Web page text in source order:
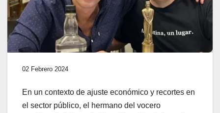
02 Febrero 2024
En un contexto de ajuste económico y recortes en
el sector público, el hermano del vocero